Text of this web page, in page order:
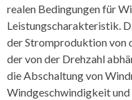
realen Bedingungen für
Leistungscharakteristik.
der Stromproduktion von
der von der Drehzahl
die Abschaltung von
Windgeschwindigkeit